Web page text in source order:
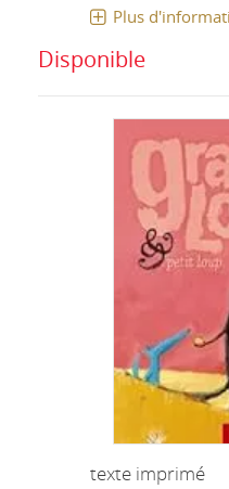
Plus
Disponible
texte imprimé